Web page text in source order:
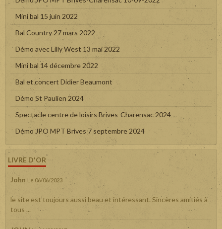
Mini bal 15 juin 2022
Bal Country 27 mars 2022
Démo avec Lilly West 13 mai 2022
Mini bal 14 décembre 2022
Bal et concert Didier Beaumont
Démo St Paulien 2024
Spectacle centre de loisirs Brives-Charensac 2024
Démo JPO MPT Brives 7 septembre 2024
LIVRE D'OR
John Le 06/06/2023
le site est toujours aussi beau et intéressant. Sincères amitiés à
tous ...